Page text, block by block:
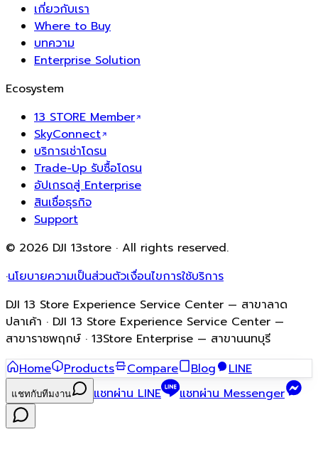
เกี่ยวกับเรา
Where to Buy
บทความ
Enterprise Solution
Ecosystem
13 STORE Member
SkyConnect
บริการเช่าโดรน
Trade-Up รับซื้อโดรน
อัปเกรดสู่ Enterprise
สินเชื่อธุรกิจ
Support
© 2026 DJI 13store · All rights reserved.
·นโยบายความเป็นส่วนตัวเงื่อนไขการใช้บริการ
DJI 13 Store Experience Service Center — สาขาลาด
ปลาเค้า · DJI 13 Store Experience Service Center —
สาขาราชพฤกษ์ · 13Store Enterprise — สาขานนทบุรี
Home
Products Compare Blog LINE
แชทกับทีมงาน แชทผ่าน LINE แชทผ่าน Messenger